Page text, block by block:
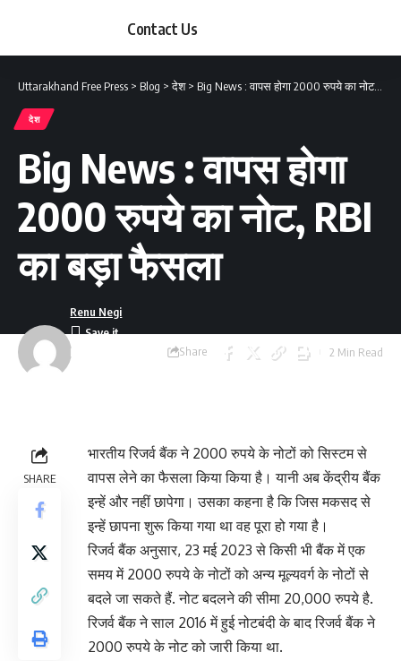
Contact Us
Uttarakhand Free Press > Blog >देश> Big News : वापस होगा 2000 रुपये का नोट, RBI का बड़ा फैसला
देश
Big News : वापस होगा
2000 रुपये का नोट, RBI
का बड़ा फैसला
Last updated:
Renu Negi
Share 2 Min Read
SHARE
भारतीय रिजर्व बैंक ने 2000 रुपये के नोटों को सिस्‍टम से
वापस लेने का फैसला किया किया है। यानी अब केंद्रीय बैंक
इन्‍हें और नहीं छापेगा। उसका कहना है कि जिस मकसद से
इन्‍हें छापना शुरू किया गया था वह पूरा हो गया है।
रिजर्व बैंक अनुसार, 23 मई 2023 से किसी भी बैंक में एक
समय में 2000 रुपये के नोटों को अन्य मूल्यवर्ग के नोटों से
बदले जा सकते हैं. नोट बदलने की सीमा 20,000 रुपये है.
रिजर्व बैंक ने साल 2016 में हुई नोटबंदी के बाद रिजर्व बैंक ने
2000 रुपये के नोट को जारी किया था.